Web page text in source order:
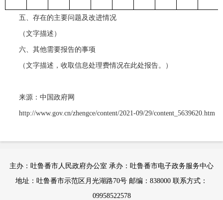
五、存在的主要问题及改进情况
（文字描述）
六、其他需要报告的事项
（文字描述，收取信息处理费情况在此处报告。）
来源：中国政府网
http://www.gov.cn/zhengce/content/2021-09/29/content_5639620.htm
主办：吐鲁番市人民政府办公室 承办：吐鲁番市电子政务服务中心
地址：吐鲁番市示范区月光湖路70号 邮编：838000 联系方式：
09958522578